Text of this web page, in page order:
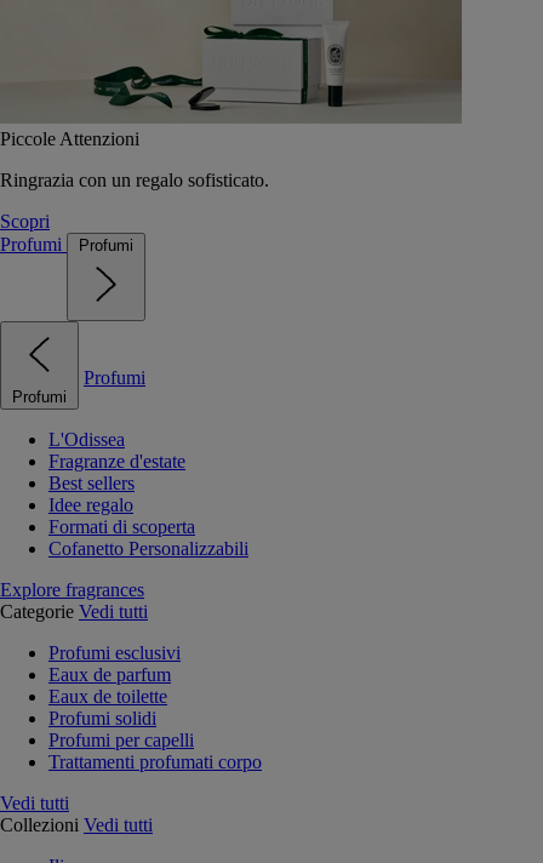
Piccole Attenzioni
Ringrazia con un regalo sofisticato.
Scopri
Profumi
Profumi
Profumi
Profumi
L'Odissea
Fragranze d'estate
Best sellers
Idee regalo
Formati di scoperta
Cofanetto Personalizzabili
Explore fragrances
Categorie Vedi tutti
Profumi esclusivi
Eaux de parfum
Eaux de toilette
Profumi solidi
Profumi per capelli
Trattamenti profumati corpo
Vedi tutti
Collezioni Vedi tutti